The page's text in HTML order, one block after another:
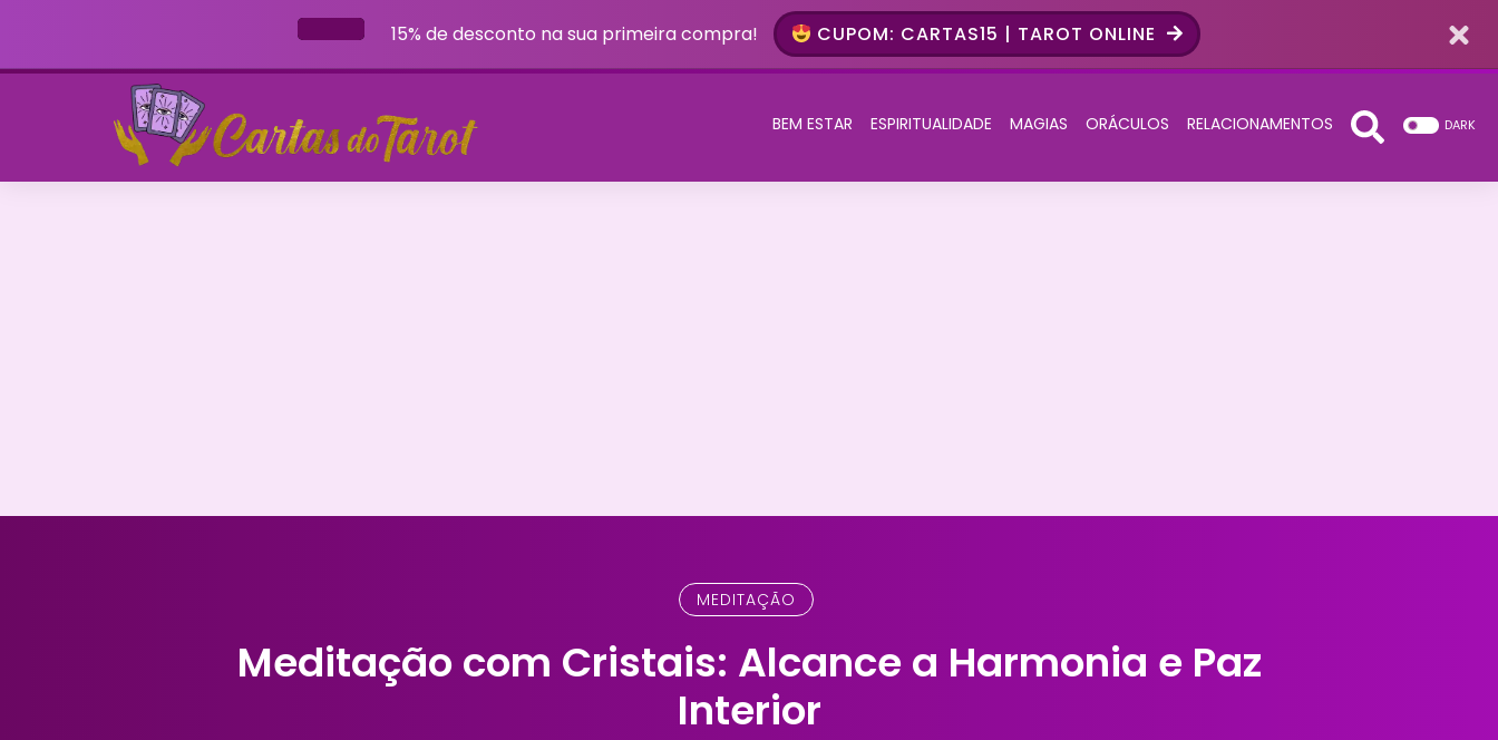
15% de desconto na sua primeira compra! CUPOM: CARTAS15 | TAROT ONLINE
BEM ESTAR ESPIRITUALIDADE MAGIAS ORÁCULOS RELACIONAMENTOS DARK
MEDITAÇÃO
Meditação com Cristais: Alcance a Harmonia e Paz
Interior